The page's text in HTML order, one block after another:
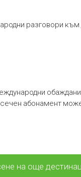
разговори
абонамент
на още